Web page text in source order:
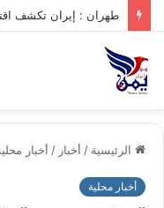
الرئيسية / أخبار / أخبار
أخبار محلية